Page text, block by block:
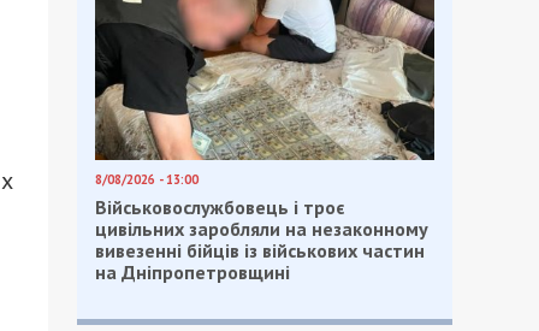
8/08/2026 - 13:00
Військовослужбовець і троє
цивільних заробляли на незаконному
вивезенні бійців із військових частин
на Дніпропетровщині